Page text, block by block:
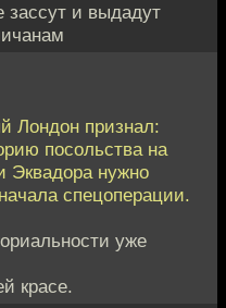
зассут и выдадут
Лондон признал:
посольства на
Эквадора нужно
спецоперации.
уже
красе.